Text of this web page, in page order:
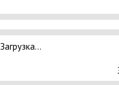
Загрузка...